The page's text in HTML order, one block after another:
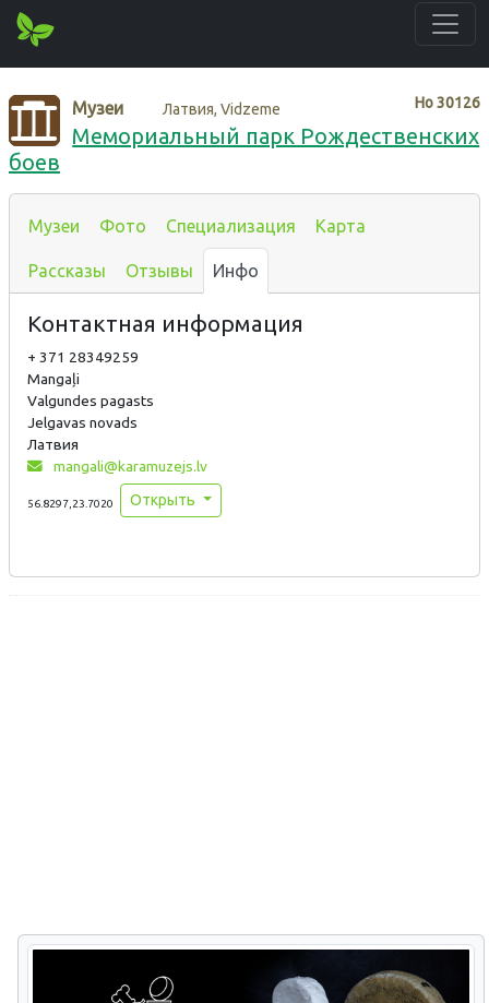
Нo30126
Музеи Латвия, Vidzeme
Мемориальный парк Рождественских
боев
Музеи Фото Специализация Карта
Рассказы Отзывы Инфо
Контактная информация
+ 371 28349259
Mangaļi
Valgundes pagasts
Jelgavas novads
Латвия
mangali@karamuzejs.lv
56.8297,23.7020 Открыть